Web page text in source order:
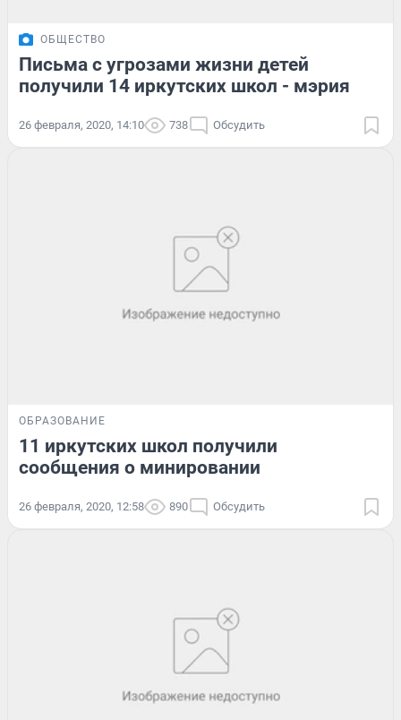
ОБЩЕСТВО
Письма с угрозами жизни детей
получили 14 иркутских школ - мэрия
26 февраля, 2020, 14:10 738 Обсудить
ОБРАЗОВАНИЕ
11 иркутских школ получили
сообщения о минировании
26 февраля, 2020, 12:58 890 Обсудить